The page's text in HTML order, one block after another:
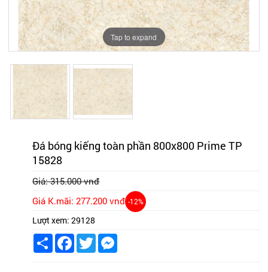
Tap to expand
Tap to expand
Đá bóng kiếng toàn phần 800x800 Prime TP
15828
Giá: 315.000 vnđ
Giá K.mãi: 277.200 vnđ -12%
Lượt xem: 29128
Share Facebook
Twitter